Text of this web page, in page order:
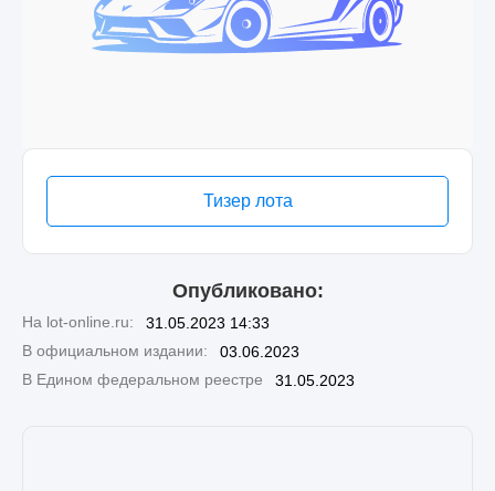
Тизер лота
Опубликовано:
На lot-online.ru:
31.05.2023 14:33
В официальном издании:
03.06.2023
В Едином федеральном реестре
31.05.2023